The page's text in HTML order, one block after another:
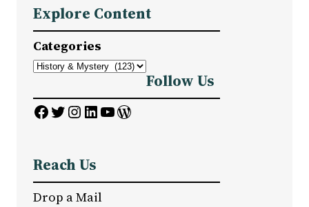
r
c
h
Explore Content
Categories
Follow Us
Facebook Twitter InstagramLinkedIn YouTube WordPress
Reach Us
Drop a Mail